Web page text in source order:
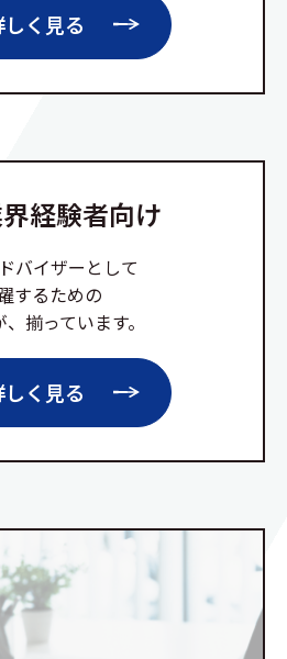
しく見る
経験者向け
バイザーとして
するための
揃っています。
しく見る